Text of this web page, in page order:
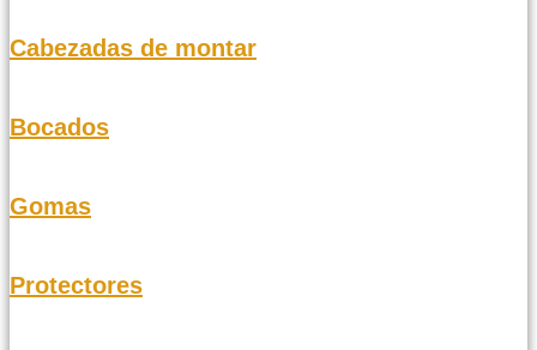
Cabezadas de montar
Bocados
Gomas
Protectores